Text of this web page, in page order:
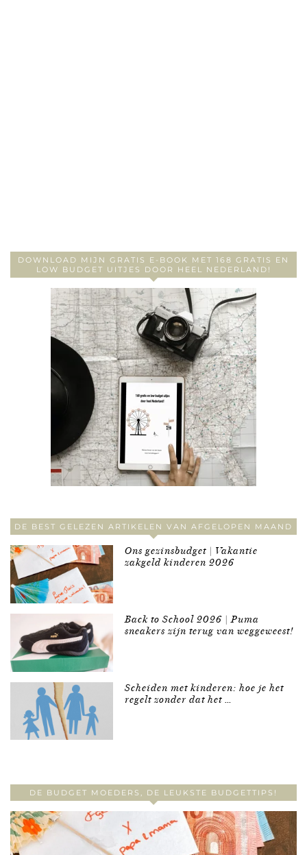
DOWNLOAD MIJN GRATIS E-BOOK MET 168 GRATIS EN
LOW BUDGET UITJES DOOR HEEL NEDERLAND!
DE BEST GELEZEN ARTIKELEN VAN AFGELOPEN MAAND
Ons gezinsbudget | Vakantie
zakgeld kinderen 2026
Back to School 2026 | Puma
sneakers zijn terug van weggeweest!
Scheiden met kinderen: hoe je het
regelt zonder dat het …
DE BUDGET MOEDERS, DE LEUKSTE BUDGETTIPS!